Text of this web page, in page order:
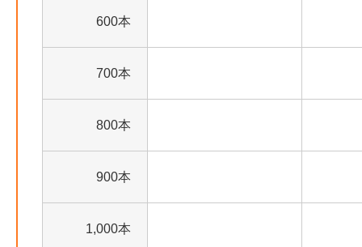
600本
700本
800本
900本
1,000本